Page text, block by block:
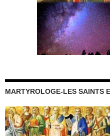
MARTYROLOGE-LES SAINTS